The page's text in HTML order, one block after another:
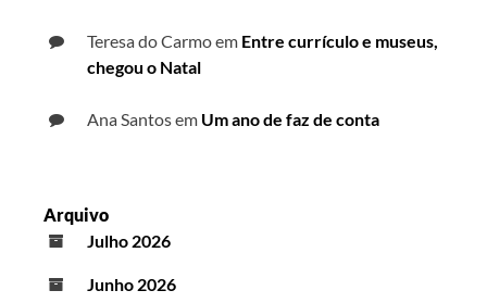
Teresa do Carmoem Entre currículo e museus,
chegou o Natal
Ana Santosem Um ano de faz de conta
Arquivo
Julho 2026
Junho 2026